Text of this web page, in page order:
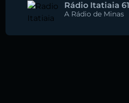
Rádio Itatiaia
A Rádio de Minas